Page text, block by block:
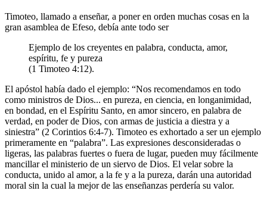
Timoteo, llamado a enseñar, a poner en orden muchas cosas en la
gran asamblea de Efeso, debía ante todo ser
Ejemplo de los creyentes en palabra, conducta, amor,
espíritu, fe y pureza
(1 Timoteo 4:12).
El apóstol había dado el ejemplo: “Nos recomendamos en todo
como ministros de Dios... en pureza, en ciencia, en longanimidad,
en bondad, en el Espíritu Santo, en amor sincero, en palabra de
verdad, en poder de Dios, con armas de justicia a diestra y a
siniestra” (2 Corintios 6:4-7). Timoteo es exhortado a ser un ejemplo
primeramente en “palabra”. Las expresiones desconsideradas o
ligeras, las palabras fuertes o fuera de lugar, pueden muy fácilmente
mancillar el ministerio de un siervo de Dios. El velar sobre la
conducta, unido al amor, a la fe y a la pureza, darán una autoridad
moral sin la cual la mejor de las enseñanzas perdería su valor.